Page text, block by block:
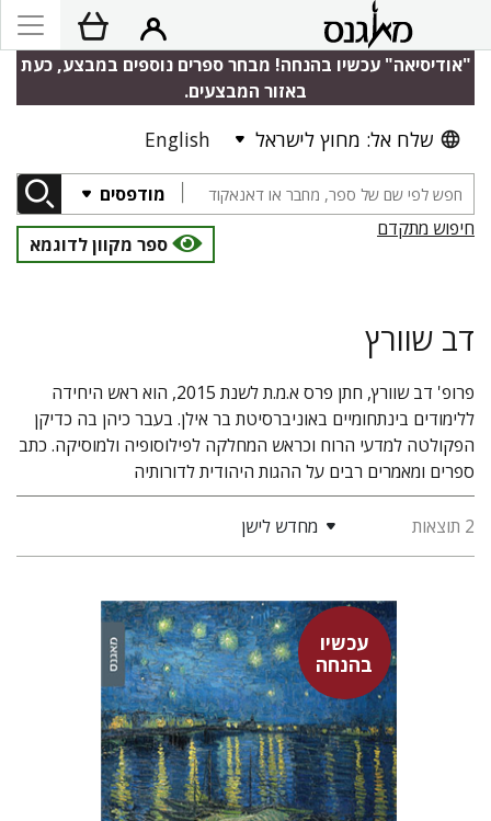
"אודיסיאה" עכשיו בהנחה! מבחר ספרים נוספים במבצע, כעת
באזור המבצעים.
שלח אל: מחוץ לישראל English
מודפסים
חיפוש מתקדם
ספר מקוון לדוגמא
דב שוורץ
פרופ' דב שוורץ, חתן פרס א.מ.ת לשנת 2015, הוא ראש היחידה
ללימודים בינתחומיים באוניברסיטת בר אילן. בעבר כיהן בה כדיקן
הפקולטה למדעי הרוח וכראש המחלקה לפילוסופיה ולמוסיקה. כתב
ספרים ומאמרים רבים על ההגות היהודית לדורותיה
2 תוצאות מחדש לישן
עכשיו
בהנחה
דב שוורץ